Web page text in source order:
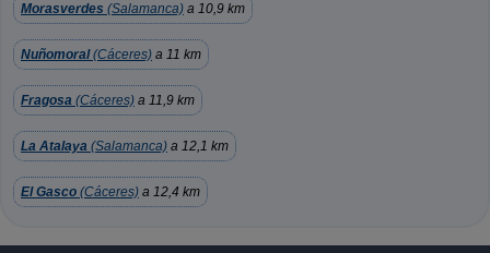
Morasverdes (Salamanca) a 10,9 km
Nuñomoral(Cáceres) a 11 km
Fragosa (Cáceres) a 11,9 km
La Atalaya (Salamanca) a 12,1 km
El Gasco (Cáceres) a 12,4 km